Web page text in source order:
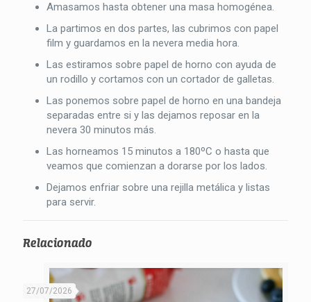
Amasamos hasta obtener una masa homogénea.
La partimos en dos partes, las cubrimos con papel
film y guardamos en la nevera media hora.
Las estiramos sobre papel de horno con ayuda de
un rodillo y cortamos con un cortador de galletas.
Las ponemos sobre papel de horno en una bandeja
separadas entre si y las dejamos reposar en la
nevera 30 minutos más.
Las horneamos 15 minutos a 180ºC o hasta que
veamos que comienzan a dorarse por los lados.
Dejamos enfriar sobre una rejilla metálica y listas
para servir.
Relacionado
27/07/2026